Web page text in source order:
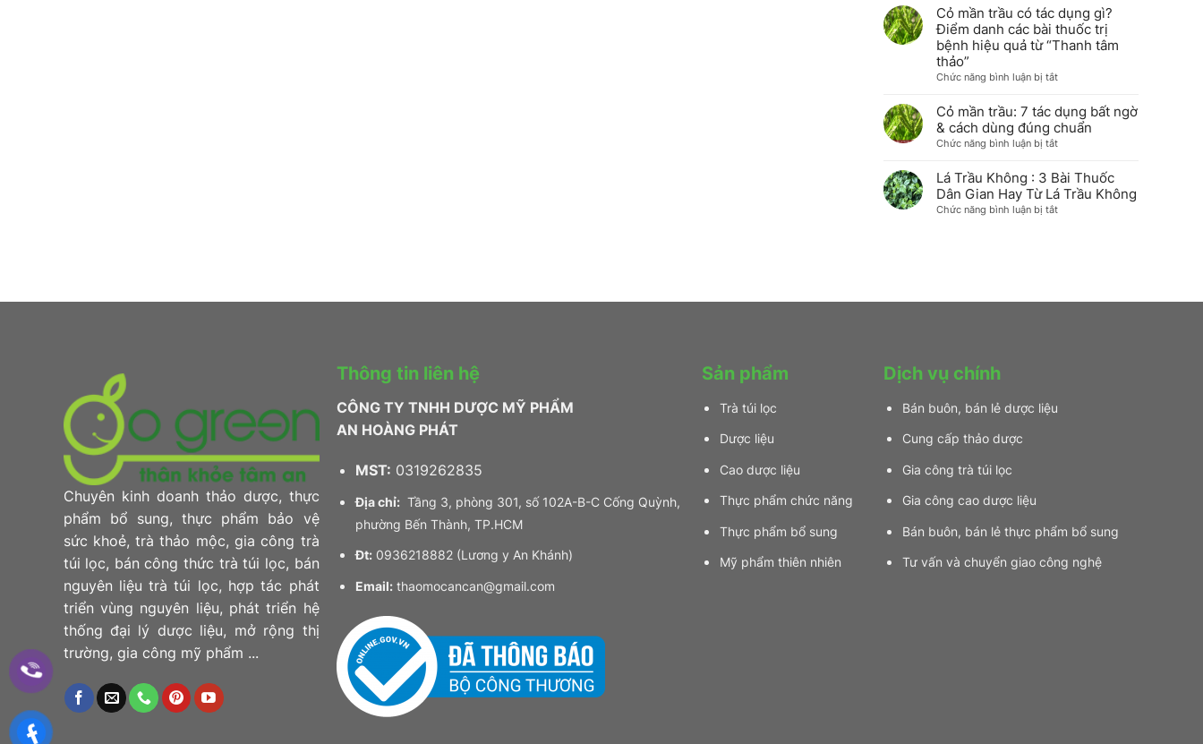
dược
tính
tại
sức
khỏe
&
đẹp
mần
trầu
có
tốt
Sự
về
loại
“thần
bình
dân
được
Cỏ mần trầu có tác dụng gì?
Điểm danh các bài thuốc trị
bệnh hiệu quả từ “Thanh tâm
thảo”
Chức năng bình luận bị tắtở
mần
trầu
có
gì?
Điểm
danh
hiệu
Cỏ mần trầu: 7 tác dụng bất ngờ
& cách dùng đúng chuẩn
Chức năng bình luận bị tắtở
mần
trầu:
7
Lá Trầu Không : 3 Bài Thuốc
Dân Gian Hay Từ Lá Trầu Không
Chức năng bình luận bị tắtở
Bài
Chuyên kinh doanh thảo dược, thực
phẩm bổ sung, thực phẩm bảo vệ
sức khoẻ, trà thảo mộc, gia công trà
túi lọc, bán công thức trà túi lọc, bán
nguyên liệu trà túi lọc, hợp tác phát
triển vùng nguyên liệu, phát triển hệ
thống đại lý dược liệu, mở rộng thị
trường, gia công mỹ phẩm ...
Thông tin liên hệ
CÔNG TY TNHH DƯỢC MỸ PHẨM
AN HOÀNG PHÁT
MST: 0319262835
Địa chỉ:Tầng 3, phòng 301, số 102A-B-C Cống Quỳnh,
phường Bến Thành, TP.HCM
Đt:0936218882 (Lương y An Khánh)
Email:thaomocancan@gmail.com
Sản phẩm
Trà túi lọc
Dược liệu
Cao dược liệu
Thực phẩm chức năng
Thực phẩm bổ sung
Mỹ phẩm thiên nhiên
Dịch vụ chính
Bán buôn, bán lẻ dược liệu
Cung cấp thảo dược
Gia công trà túi lọc
Gia công cao dược liệu
Bán buôn, bán lẻ thực phẩm bổ sung
Tư vấn và chuyển giao công nghệ